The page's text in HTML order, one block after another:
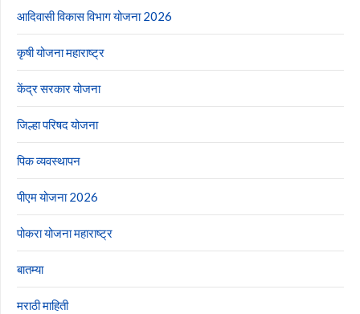
आदिवासी विकास विभाग योजना 2026
कृषी योजना महाराष्ट्र
केंद्र सरकार योजना
जिल्हा परिषद योजना
पिक व्यवस्थापन
पीएम योजना 2026
पोकरा योजना महाराष्ट्र
बातम्या
मराठी माहिती